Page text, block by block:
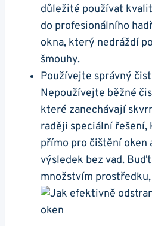
důležité používat
do profesionálního
okna, který nedráždí
šmouhy.
Používejte správný
Nepoužívejte běžné
které zanechávají
raději speciální řešení,
přímo pro čištění oken
výsledek bez vad.
množstvím